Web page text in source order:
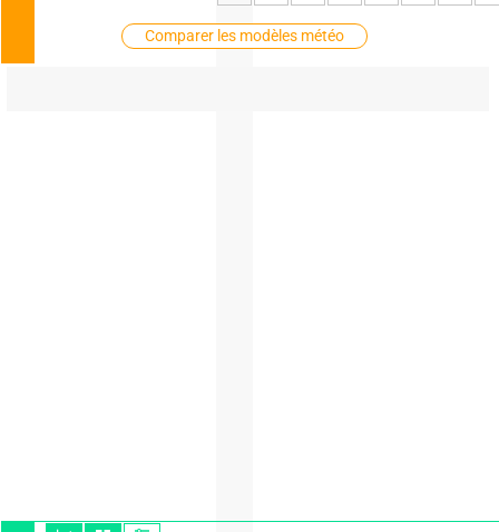
Comparer les modèles météo